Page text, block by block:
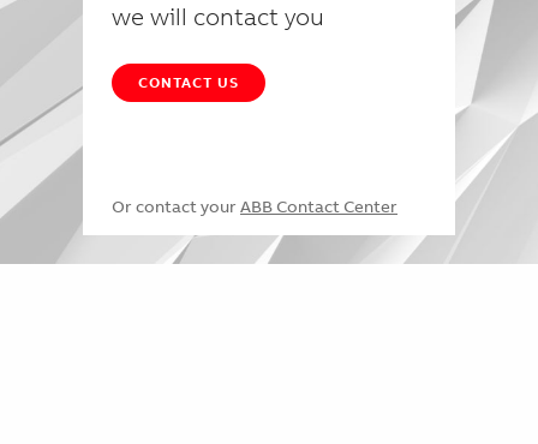
we will contact you
CONTACT US
Or contact your ABB Contact Center